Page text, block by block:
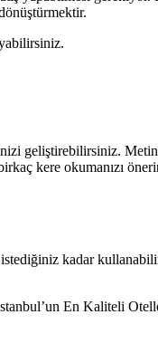
geliştirebilirsiniz. Metin
birkaç kere okumanızı
kadar
En Kaliteli